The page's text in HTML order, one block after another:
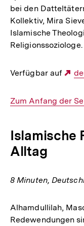
bei den
Kollektiv, Mira
Islamische
Religionssoziologe.
Verfügbar auf
Interner
Zum Anfang der
Islamische
Alltag
8 Minuten,
Alhamdullilah,
Redewendungen